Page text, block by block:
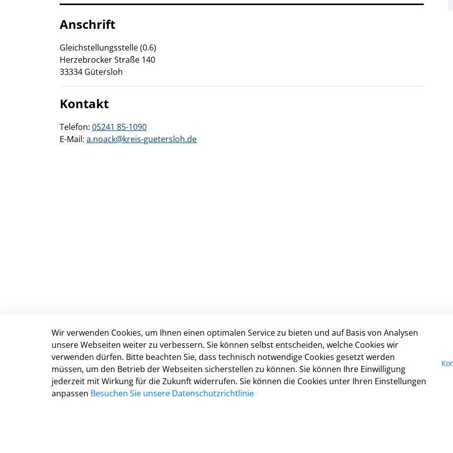
Anschrift
Gleichstellungsstelle (0.6)
Herzebrocker Straße 140
33334 Gütersloh
Kontakt
Telefon: 05241 85-1090
E-Mail: a.noack@kreis-guetersloh.de
Anschrift & Kontakt
Kreisverwaltung Gütersloh
Herzebrocker Str. 140
33334 Gütersloh
Wir verwenden Cookies, um Ihnen einen optimalen Service zu bieten und auf Basis von Analysen
unsere Webseiten weiter zu verbessern. Sie können selbst entscheiden, welche Cookies wir
verwenden dürfen. Bitte beachten Sie, dass technisch notwendige Cookies gesetzt werden
müssen, um den Betrieb der Webseiten sicherstellen zu können. Sie können Ihre Einwilligung
jederzeit mit Wirkung für die Zukunft widerrufen. Sie können die Cookies unter Ihren Einstellungen
anpassen Besuchen Sie unsere Datenschutzrichtlinie